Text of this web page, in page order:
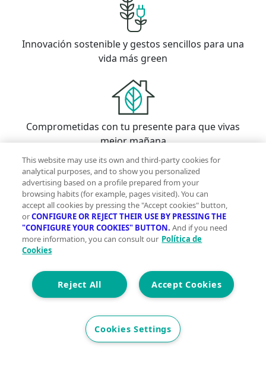
Innovación sostenible y gestos sencillos para una
vida más green
Comprometidas con tu presente para que vivas
mejor mañana
Con la garantía de contar con profesionales
verificados
Descubre vivegreen.com
Inmuebles Información Green InmobiliariasQuienes
somosServicios GreenTe ayudamosFinanciación
This website may use its own and third-party cookies for
analytical purposes, and to show you personalized
advertising based on a profile prepared from your
browsing habits (for example, pages visited). You can
accept all cookies by pressing the "Accept cookies" button,
orCONFIGURE OR REJECT THEIR USE BY PRESSING THE
"CONFIGURE YOUR COOKIES" BUTTON. And if you need
more information, you can consult our Política de
Cookies
Accept Cookies
Reject All
Cookies Settings